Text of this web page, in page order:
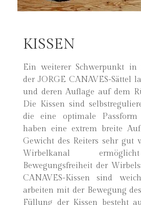
KISSEN
Ein weiterer Schwerpunkt in
der JORGE CANAVES-Sättel
und deren Auflage auf dem
Die Kissen sind
die eine optimale Passform
haben eine extrem breite
Gewicht des Reiters sehr gut
Wirbelkanal
Bewegungsfreiheit der
CANAVES-Kissen sind
arbeiten mit der Bewegung
Füllung der Kissen besteht